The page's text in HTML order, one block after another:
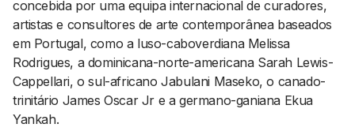
concebida por uma equipa internacional de curadores,
artistas e consultores de arte contemporânea baseados
em Portugal, como a luso-caboverdiana Melissa
Rodrigues, a dominicana-norte-americana Sarah Lewis-
Cappellari, o sul-africano Jabulani Maseko, o canado-
trinitário James Oscar Jr e a germano-ganiana Ekua
Yankah.